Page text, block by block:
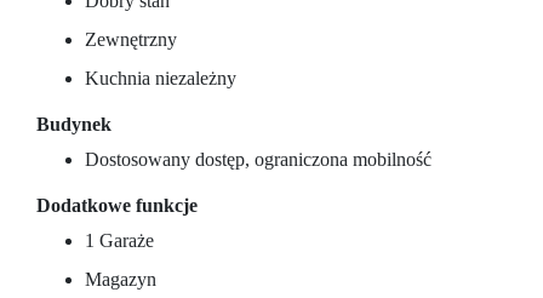
Zewnętrzny
Kuchnia niezależny
Budynek
Dostosowany dostęp, ograniczona mobilność
Dodatkowe funkcje
1 Garaże
Magazyn